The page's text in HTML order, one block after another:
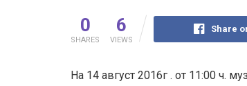
0
SHARES
6
VIEWS
Share
На 14 август 2016г . от 11:00 ч.